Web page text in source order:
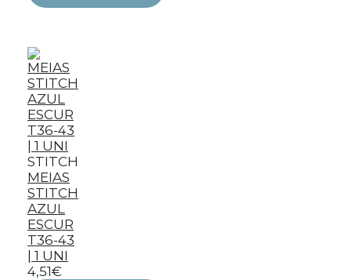
STITCH
MEIAS
STITCH
AZUL
ESCUR
T36-43
| 1 UNI
4,51€